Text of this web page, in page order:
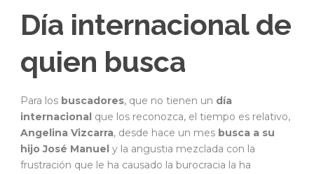
Día internacional de
quien busca
Para los buscadores, que no tienen un día
internacional que los reconozca, el tiempo es relativo,
Angelina Vizcarra, desde hace un mes busca a su
hijo José Manuel y la angustia mezclada con la
frustración que le ha causado la burocracia la ha